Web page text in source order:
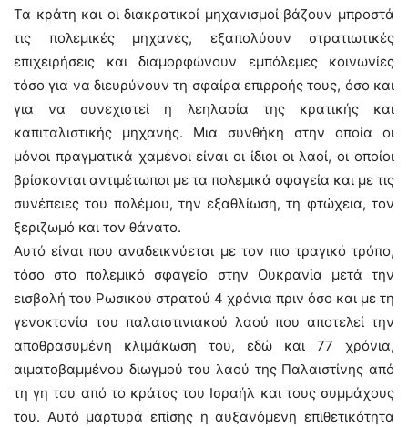
Τα κράτη και οι διακρατικοί μηχανισμοί βάζουν μπροστά
τις πολεμικές μηχανές, εξαπολύουν στρατιωτικές
επιχειρήσεις και διαμορφώνουν εμπόλεμες κοινωνίες
τόσο για να διευρύνουν τη σφαίρα επιρροής τους, όσο και
για να συνεχιστεί η λεηλασία της κρατικής και
καπιταλιστικής μηχανής. Μια συνθήκη στην οποία οι
μόνοι πραγματικά χαμένοι είναι οι ίδιοι οι λαοί, οι οποίοι
βρίσκονται αντιμέτωποι με τα πολεμικά σφαγεία και με τις
συνέπειες του πολέμου, την εξαθλίωση, τη φτώχεια, τον
ξεριζωμό και τον θάνατο.
Αυτό είναι που αναδεικνύεται με τον πιο τραγικό τρόπο,
τόσο στο πολεμικό σφαγείο στην Ουκρανία μετά την
εισβολή του Ρωσικού στρατού 4 χρόνια πριν όσο και με τη
γενοκτονία του παλαιστινιακού λαού που αποτελεί την
αποθρασυμένη κλιμάκωση του, εδώ και 77 χρόνια,
αιματοβαμμένου διωγμού του λαού της Παλαιστίνης από
τη γη του από το κράτος του Ισραήλ και τους συμμάχους
του. Αυτό μαρτυρά επίσης η αυξανόμενη επιθετικότητα